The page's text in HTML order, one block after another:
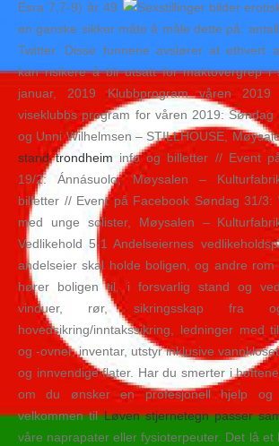
Esra 7,7-9) år 49
en ganske sikker måte å måle dette på:
Twitter. Disse funnene avslører at ethvert
kan risikere å bli utsatt for maktovergrep i
januar, 2019 Klubbprogram våren
viseklubbs program for våren 2019: Søndag
og Unni Wilhelmsen – STILLHOUSE,
stand trondheim info og billetter // Event
19/2: Ánnásuolo, Møysalen –
billetter // Event på Facebook Søndag 31/3:
med unge solister, Møysalen –
Vedlikehold 5-1 Andelseiernes
andelseier skal holde boligen, og andre
hører boligen til, i forsvarlig stand og
vinduer, rør, sikringsskap fra
hovedsikring/inntakssikring, ledninger med
og -ovner, inventar, utstyr inklusive
og innvendige flater. Har du smerter i
om du ønsker en profesjonell hjelp og
velkommen tilLøven stjernetegn passer
våre naprapater eller fysioterpeuter. Det lå et